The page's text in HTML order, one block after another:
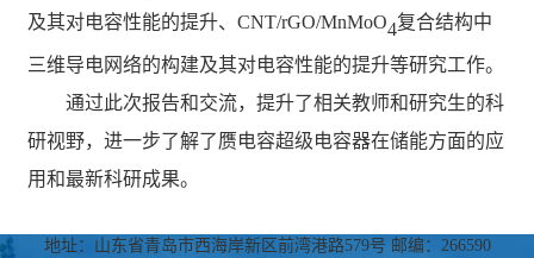
及其对电容性能的提升、CNT/rGO/MnMoO4复合结构中
三维导电网络的构建及其对电容性能的提升等研究工作。
通过此次报告和交流，提升了相关教师和研究生的科
研视野，进一步了解了赝电容超级电容器在储能方面的应
用和最新科研成果。
地址：山东省青岛市西海岸新区前湾港路579号 邮编：266590